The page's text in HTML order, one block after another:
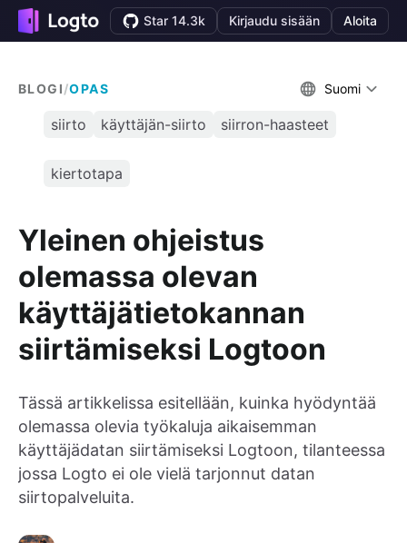
Star 14.3k Kirjaudu sisään Aloita
BLOGI/OPAS Suomi
siirto käyttäjän-siirto siirron-haasteet
kiertotapa
Yleinen ohjeistus
olemassa olevan
käyttäjätietokannan
siirtämiseksi Logtoon
Tässä artikkelissa esitellään, kuinka hyödyntää
olemassa olevia työkaluja aikaisemman
käyttäjädatan siirtämiseksi Logtoon, tilanteessa
jossa Logto ei ole vielä tarjonnut datan
siirtopalveluita.